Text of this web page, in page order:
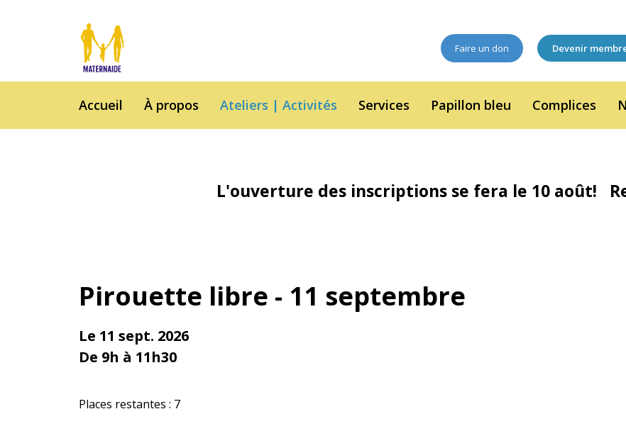
Faire un don Devenir
Accueil À propos Ateliers | Activités Services Papillon bleu Complices
L'ouverture des inscriptions se fera le 10 août!
Pirouette libre - 11 septembre
Le 11 sept. 2026
De 9h à 11h30
Places restantes : 7